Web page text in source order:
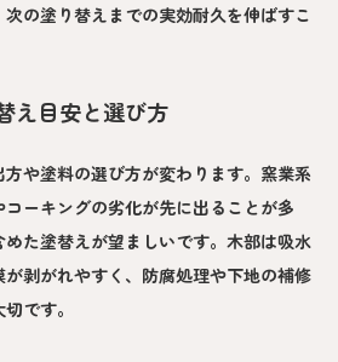
の塗り替えまでの実効耐久を伸ばすこ
え目安と選び方
や塗料の選び方が変わります。窯業系
ーキングの劣化が先に出ることが多
めた塗替えが望ましいです。木部は吸水
が剥がれやすく、防腐処理や下地の補修
です。